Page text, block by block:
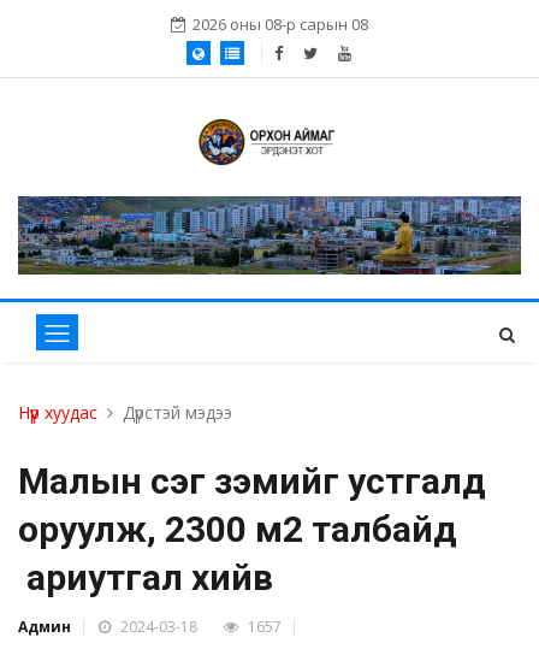
2026 оны 08-р сарын 08
Нүүр хуудас Дүрстэй мэдээ
Малын сэг зэмийг устгалд
оруулж, 2300 м2 талбайд
ариутгал хийв
Админ 2024-03-18 1657